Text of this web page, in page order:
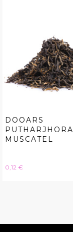
DOOARS
PUTHARJHORA
MUSCATEL
Hinta
0,12 €